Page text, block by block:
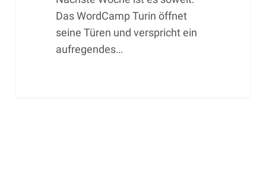
Das WordCamp Turin öffnet
seine Türen und verspricht ein
aufregendes…